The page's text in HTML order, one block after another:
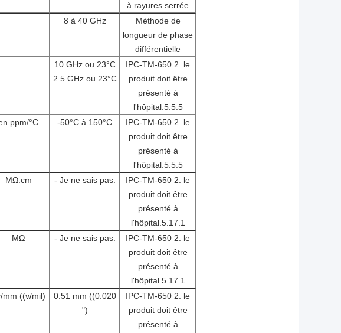
à rayures serrée
8 à 40 GHz
Méthode de
longueur de phase
différentielle
10 GHz ou 23°C
2.5 GHz ou 23°C
IPC-TM-650 2. le
produit doit être
présenté à
l'hôpital.5.5.5
ppm/°C -50°C à 150°C
IPC-TM-650 2. le
produit doit être
présenté à
l'hôpital.5.5.5
MΩ.cm - Je ne sais pas.
IPC-TM-650 2. le
produit doit être
présenté à
l'hôpital.5.17.1
MΩ - Je ne sais pas.
IPC-TM-650 2. le
produit doit être
présenté à
l'hôpital.5.17.1
mm ((v/mil)
0.51 mm ((0.020
")
IPC-TM-650 2. le
produit doit être
présenté à